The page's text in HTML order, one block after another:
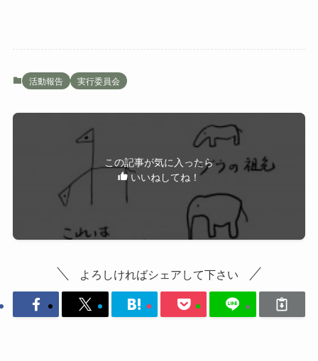
活動報告 実行委員会
この記事が気に入ったら
いいねしてね！
よろしければシェアして下さい